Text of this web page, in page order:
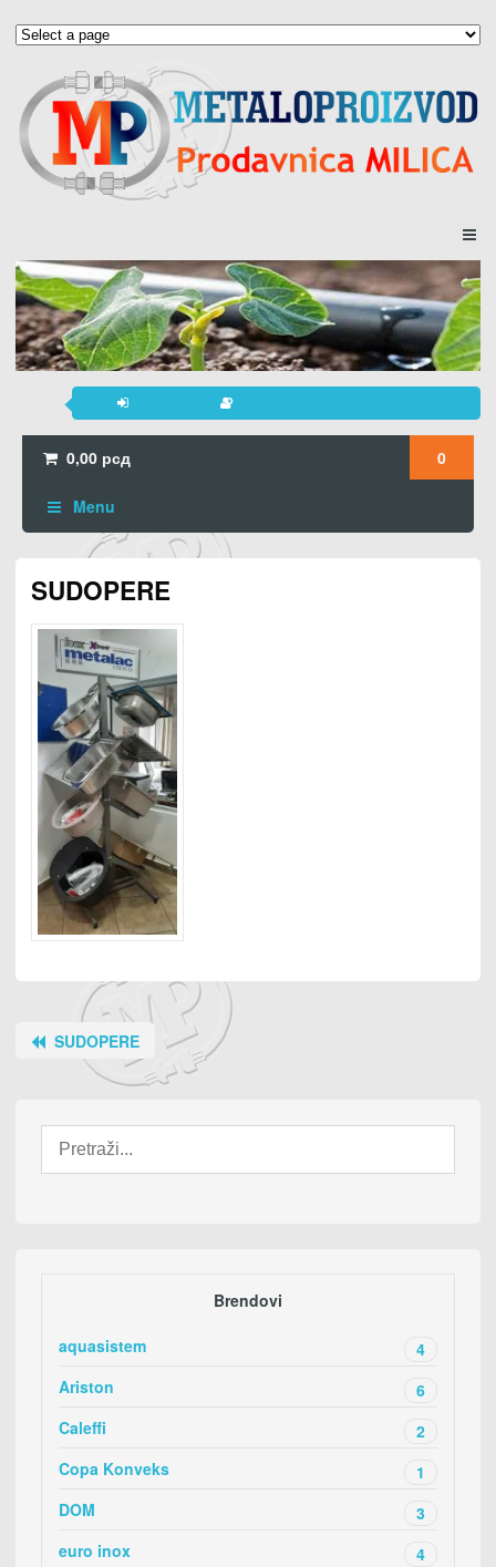
0,00 рсд 0
Menu
SUDOPERE
SUDOPERE
Brendovi
aquasistem
4
Ariston
6
Caleffi
2
Copa Konveks
1
DOM
3
euro inox
4